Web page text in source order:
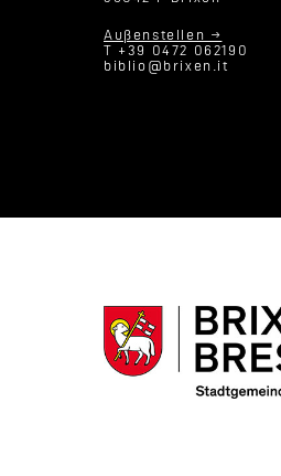
Außenstellen →
T +39 0472 062190
biblio@brixen.it